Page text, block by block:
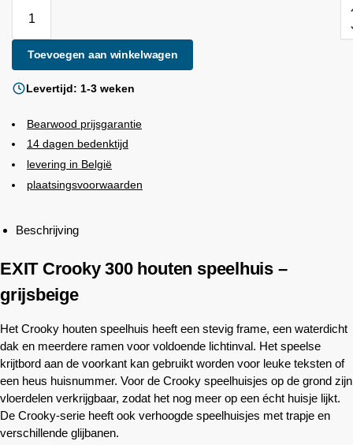
Toevoegen aan winkelwagen
Levertijd: 1-3 weken
Bearwood prijsgarantie
14 dagen bedenktijd
levering in België
plaatsingsvoorwaarden
Beschrijving
EXIT Crooky 300 houten speelhuis –
grijsbeige
Het Crooky houten speelhuis heeft een stevig frame, een waterdicht
dak en meerdere ramen voor voldoende lichtinval. Het speelse
krijtbord aan de voorkant kan gebruikt worden voor leuke teksten of
een heus huisnummer. Voor de Crooky speelhuisjes op de grond zijn
vloerdelen verkrijgbaar, zodat het nog meer op een écht huisje lijkt.
De Crooky-serie heeft ook verhoogde speelhuisjes met trapje en
verschillende glijbanen.